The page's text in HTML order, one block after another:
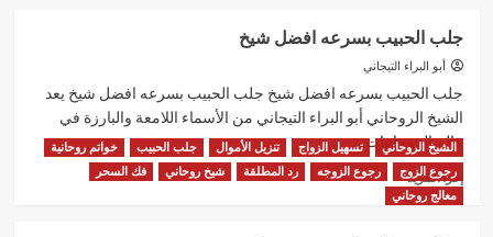
روحاني
لجلب
السحر
جلب الحبيب بسرعه افضل شيخ
أبو البراء التيجاني
جلب الحبيب بسرعه افضل شيخ جلب الحبيب بسرعه افضل شيخ يعد
الشيخ الروحاني أبو البراء التيجاني من الأسماء اللامعة والبارزة في
عالم الروحانيات...
إقرأ المزيداقرأ
المزيد
الشيخ الروحاني تسهيل الزواج تنزيل الأموال جلب الحبيب
خواتم روحانية
رجوع الزوج
رجوع الزوجه رد المطلقة شيخ روحاني
فك السحر
معالج روحاني